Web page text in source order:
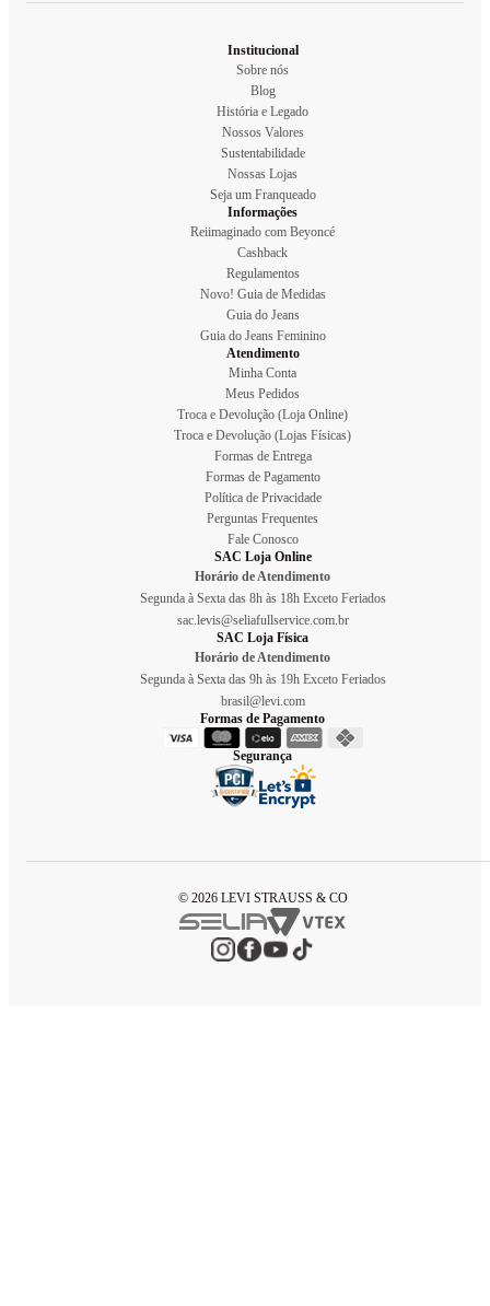
Institucional
Sobre nós
Blog
História e Legado
Nossos Valores
Sustentabilidade
Nossas Lojas
Seja um Franqueado
Informações
Reiimaginado com Beyoncé
Cashback
Regulamentos
Novo! Guia de Medidas
Guia do Jeans
Guia do Jeans Feminino
Atendimento
Minha Conta
Meus Pedidos
Troca e Devolução (Loja Online)
Troca e Devolução (Lojas Físicas)
Formas de Entrega
Formas de Pagamento
Política de Privacidade
Perguntas Frequentes
Fale Conosco
SAC Loja Online
Horário de Atendimento
Segunda à Sexta das 8h às 18h Exceto Feriados
sac.levis@seliafullservice.com.br
SAC Loja Física
Horário de Atendimento
Segunda à Sexta das 9h às 19h Exceto Feriados
brasil@levi.com
Formas de Pagamento
Segurança
© 2026 LEVI STRAUSS & CO